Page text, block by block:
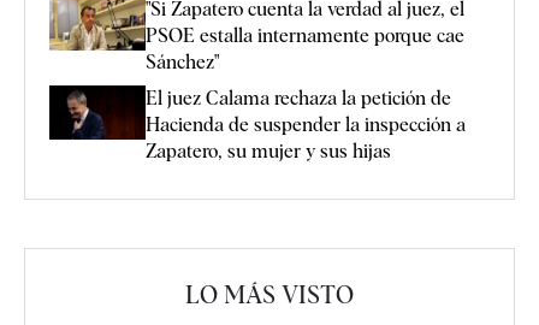
"Si Zapatero cuenta la verdad al juez, el
PSOE estalla internamente porque cae
Sánchez"
El juez Calama rechaza la petición de
Hacienda de suspender la inspección a
Zapatero, su mujer y sus hijas
LO MÁS VISTO